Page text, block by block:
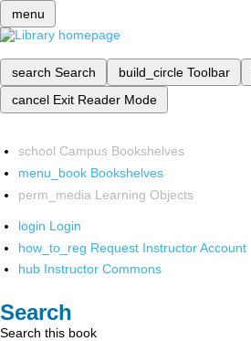
menu
search Search build_circle Toolbar
cancel Exit Reader Mode
school Campus Bookshelves
menu_book Bookshelves
perm_media Learning Objects
login Login
how_to_reg Request Instructor Account
hub Instructor Commons
Search
Search this book